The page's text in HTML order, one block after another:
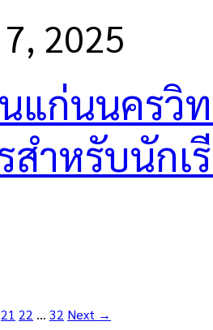
2025
นแก่นนครวิ
สำหรับนักเ
21 22 … 32 Next →